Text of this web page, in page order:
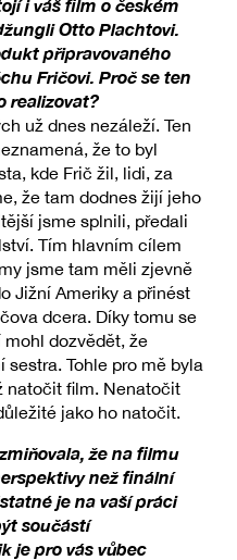
i váš film o českém
Otto Plachtovi.
připravovaného
Fričovi. Proč se ten
realizovat?
už dnes nezáleží. Ten
že to byl
kde Frič žil, lidi, za
že tam dodnes žijí jeho
jsme splnili, předali
Tím hlavním cílem
jsme tam měli zjevně
Jižní Ameriky a přinést
dcera. Díky tomu se
mohl dozvědět, že
Tohle pro mě byla
natočit film. Nenatočit
jako ho natočit.
že na filmu
než finální
je na vaší práci
součástí
je pro vás vůbec